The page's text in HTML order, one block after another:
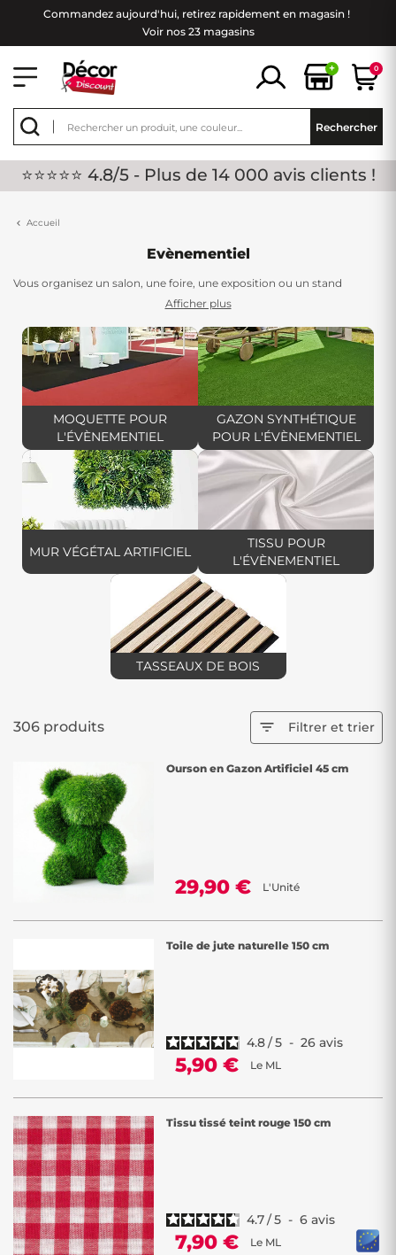
Commandez aujourd'hui, retirez rapidement en magasin !
Voir nos 23 magasins
+ 0
Rechercher
⭐⭐⭐⭐⭐ 4.8/5 - Plus de 14 000 avis clients !
Accueil
Evènementiel
Vous organisez un salon, une foire, une exposition ou un stand
professionnel ? Découvrez notre gamme complète d'équipements
l'événementiel. De la moquette événementielleauxgazons
synthétiques de couleur, en passant par lestissus décoratifs
murs végétaux artificiels
tasseaux de bois , nous vous
proposons tous les revêtements nécessaires pour créer des espaces
professionnels élégants et fonctionnels.
Afficher plus
MOQUETTE POUR
L'ÉVÈNEMENTIEL
GAZON SYNTHÉTIQUE
POUR L'ÉVÈNEMENTIEL
MUR VÉGÉTAL ARTIFICIEL
TISSU POUR
L'ÉVÈNEMENTIEL
TASSEAUX DE BOIS
306 produits  Filtrer et trier
Ourson en Gazon Artificiel 45 cm
29,90 € L'Unité
Toile de jute naturelle 150 cm
4.8/5 - 26 avis
5,90 € Le ML
Tissu tissé teint rouge 150 cm
4.7/5 - 6 avis
7,90 € Le ML